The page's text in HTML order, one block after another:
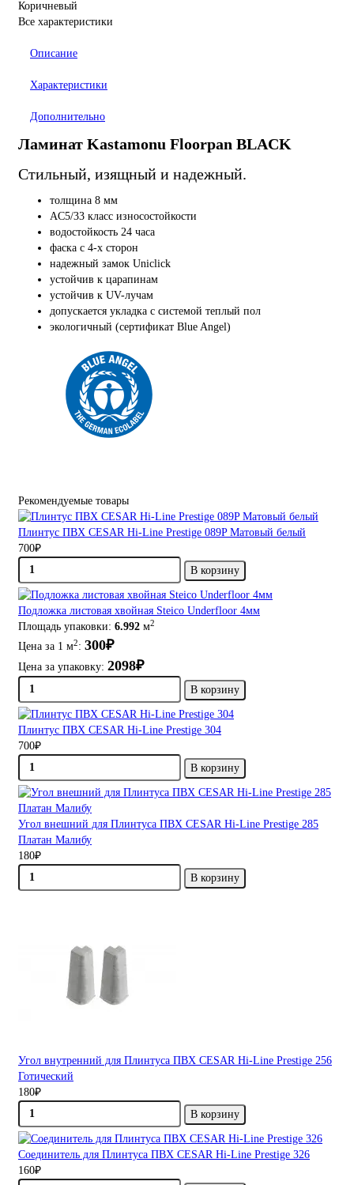
Коричневый
Все характеристики
Описание
Характеристики
Дополнительно
Ламинат Kastamonu Floorpan BLACK
Стильный, изящный и надежный.
толщина 8 мм
AC5/33 класс износостойкости
водостойкость 24 часа
фаска с 4-х сторон
надежный замок Uniclick
устойчив к царапинам
устойчив к UV-лучам
допускается укладка с системой теплый пол
экологичный (сертификат Blue Angel)
Рекомендуемые товары
Плинтус ПВХ CESAR Hi-Line Prestige 089P Матовый белый
700₽
В корзину
Подложка листовая хвойная Steico Underfloor 4мм
Площадь упаковки: 6.992 м2
Цена за 1 м2: 300₽
Цена за упаковку: 2098₽
В корзину
Плинтус ПВХ CESAR Hi-Line Prestige 304
700₽
В корзину
Угол внешний для Плинтуса ПВХ CESAR Hi-Line Prestige 285
Платан Малибу
180₽
В корзину
Угол внутренний для Плинтуса ПВХ CESAR Hi-Line Prestige 256
Готический
180₽
В корзину
Соединитель для Плинтуса ПВХ CESAR Hi-Line Prestige 326
160₽